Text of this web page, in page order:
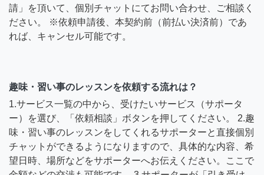
請」を頂いて、個別チャットにてお問い合わせ、ご相談く
ださい。 ※依頼申請後、本契約前（前払い決済前）であ
れば、キャンセル可能です。
趣味・習い事のレッスンを依頼する流れは？
1.サービス一覧の中から、受けたいサービス（サポータ
ー）を選び、「依頼相談」ボタンを押してください。 2.趣
味・習い事のレッスンをしてくれるサポーターと直接個別
チャットができるようになりますので、具体的な内容、希
望日時、場所などをサポーターへお伝えください。ここで